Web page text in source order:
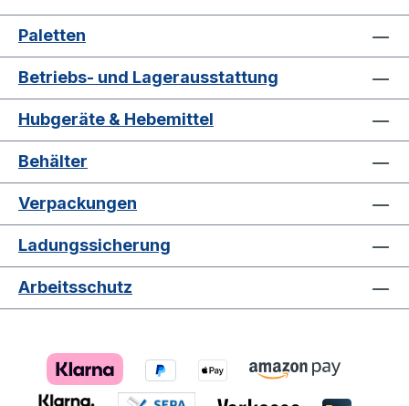
Paletten
Betriebs- und Lagerausstattung
Hubgeräte & Hebemittel
Behälter
Verpackungen
Ladungssicherung
Arbeitsschutz